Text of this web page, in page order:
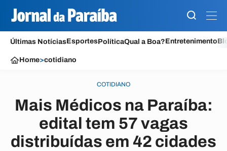
Últimas NotíciasEsportesPolíticaQual a Boa?Entretenimento
Home>cotidiano
COTIDIANO
Mais Médicos na Paraíba:
edital tem 57 vagas
distribuídas em 42 cidades